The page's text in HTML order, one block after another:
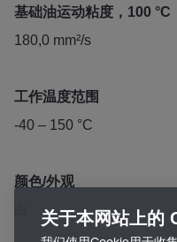
基础油运动粘度，100 °C
180,0 mm²/s
工作温度范围
-40 – 150 °C
颜色/外观
关于本网站上的